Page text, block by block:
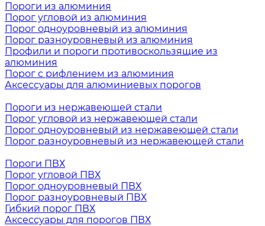
Пороги из алюминия
Порог угловой из алюминия
Порог одноуровневый из алюминия
Порог разноуровневый из алюминия
Профили и пороги противоскользящие из
алюминия
Порог с рифлением из алюминия
Аксессуары для алюминиевых порогов
Пороги из нержавеющей стали
Порог угловой из нержавеющей стали
Порог одноуровневый из нержавеющей стали
Порог разноуровневый из нержавеющей стали
Пороги ПВХ
Порог угловой ПВХ
Порог одноуровневый ПВХ
Порог разноуровневый ПВХ
Гибкий порог ПВХ
Аксессуары для порогов ПВХ